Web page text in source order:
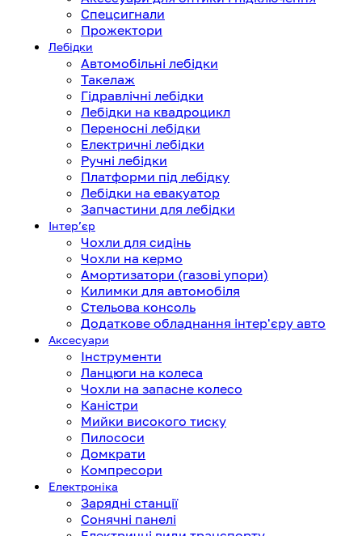
Спецсигнали
Прожектори
Лебідки
Автомобільні лебідки
Такелаж
Гідравлічні лебідки
Лебідки на квадроцикл
Переносні лебідки
Електричні лебідки
Ручні лебідки
Платформи під лебідку
Лебідки на евакуатор
Запчастини для лебідки
Інтерʼєр
Чохли для сидінь
Чохли на кермо
Амортизатори (газові упори)
Килимки для автомобіля
Стельова консоль
Додаткове обладнання інтер'єру авто
Аксесуари
Інструменти
Ланцюги на колеса
Чохли на запасне колесо
Каністри
Мийки високого тиску
Пилососи
Домкрати
Компресори
Електроніка
Зарядні станції
Сонячні панелі